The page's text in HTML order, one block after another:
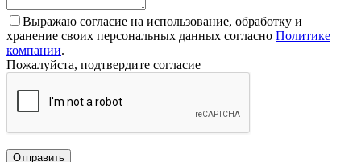
Выражаю согласие на использование, обработку и
хранение своих персональных данных согласно Политике
компании.
Пожалуйста, подтвердите согласие
Отправить